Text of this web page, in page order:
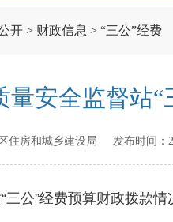
开 > 财政信息 > “三公”经费
量安全监督站
住房和城乡建设局 发布时间：
公”经费预算财政拨款情